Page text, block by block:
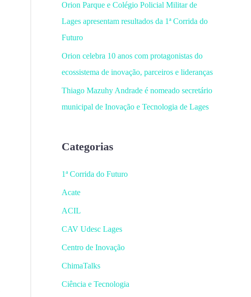
Orion Parque e Colégio Policial Militar de
Lages apresentam resultados da 1ª Corrida do
Futuro
Orion celebra 10 anos com protagonistas do
ecossistema de inovação, parceiros e lideranças
Thiago Mazuhy Andrade é nomeado secretário
municipal de Inovação e Tecnologia de Lages
Categorias
1ª Corrida do Futuro
Acate
ACIL
CAV Udesc Lages
Centro de Inovação
ChimaTalks
Ciência e Tecnologia